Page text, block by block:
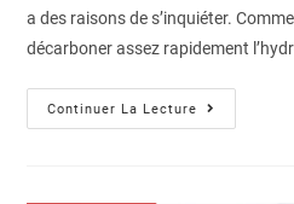
a des raisons de s’inquiéter.
décarboner assez rapidement
Continuer La Lecture